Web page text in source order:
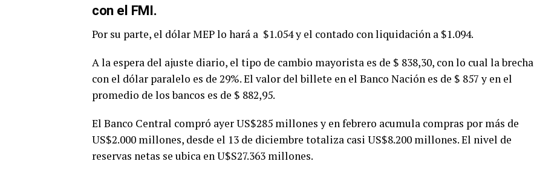
con el FMI.
Por su parte, el dólar MEP lo hará a $1.054 y el contado con liquidación a $1.094.
A la espera del ajuste diario, el tipo de cambio mayorista es de $ 838,30, con lo cual la brecha
con el dólar paralelo es de 29%. El valor del billete en el Banco Nación es de $ 857 y en el
promedio de los bancos es de $ 882,95.
El Banco Central compró ayer US$285 millones y en febrero acumula compras por más de
US$2.000 millones, desde el 13 de diciembre totaliza casi US$8.200 millones. El nivel de
reservas netas se ubica en U$S27.363 millones.